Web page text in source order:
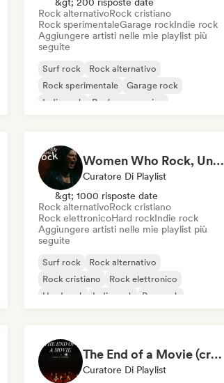
Rock alternativoRock cristiano
Rock sperimentaleGarage rockIndie rock
Aggiungere artisti nelle mie playlist più
seguite
Surf rock
Rock alternativo
Rock sperimentale
Garage rock
Indie rock
Rock progressivo
Women Who Rock, Unapologetically
Curatore Di Playlist
&gt; 1000 risposte date
Rock alternativoRock cristiano
Rock elettronicoHard rockIndie rock
Aggiungere artisti nelle mie playlist più
seguite
Surf rock
Rock alternativo
Rock cristiano
Rock elettronico
Hard rock
Indie rock
Pop rock
The End of a Movie (credit scenes) 🎞️ Cinematic Dream Pop & Bedroom Indie
Curatore Di Playlist